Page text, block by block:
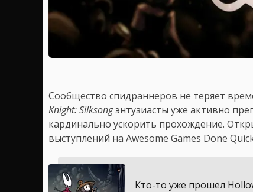
Сообщество спидраннеров не теряет
Knight: Silksongэнтузиасты уже активно
кардинально ускорить прохождение.
выступлений на Awesome Games Done
Кто-то уже прошел